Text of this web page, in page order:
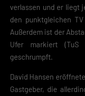
verlassen und er liegt
den punktgleichen
Außerdem ist der
Ufer markiert (TuS
geschrumpft.
David Hansen
Gastgeber, die